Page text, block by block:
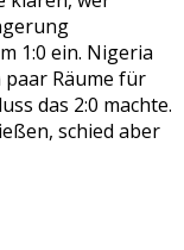
1:0 ein. Nigeria
paar Räume für
das 2:0 machte.
schied aber